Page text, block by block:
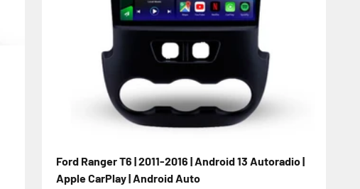
Ford Ranger T6 | 2011-2016 | Android 13 Autoradio |
Apple CarPlay | Android Auto